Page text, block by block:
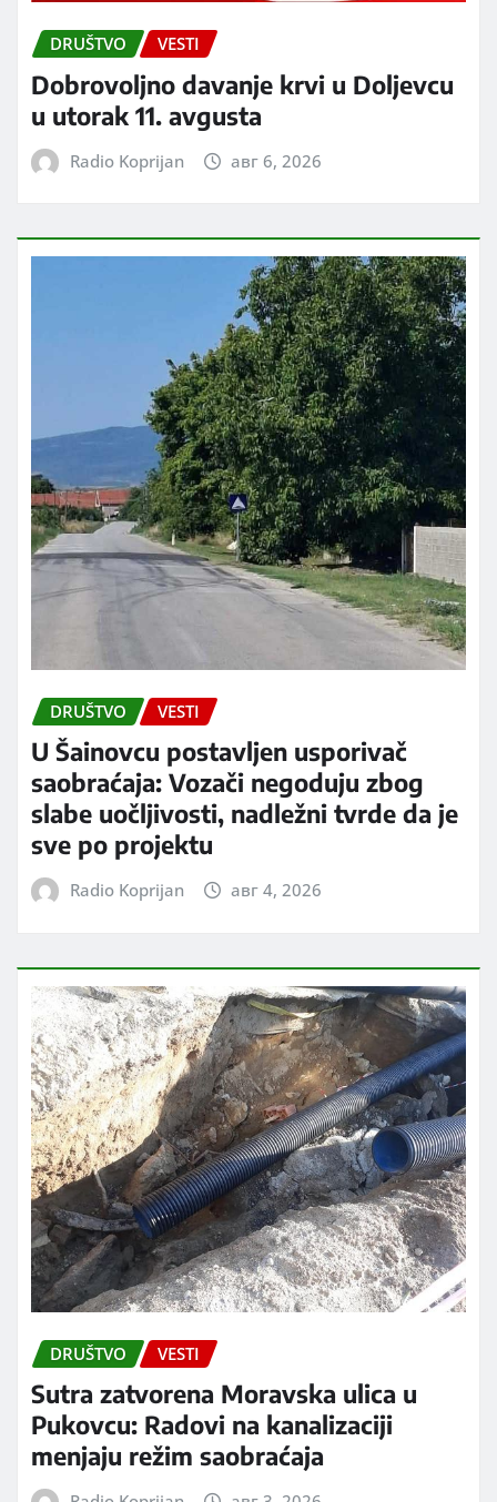
DRUŠTVO VESTI
Dobrovoljno davanje krvi u Doljevcu
u utorak 11. avgusta
Radio Koprijan авг 6, 2026
DRUŠTVO VESTI
U Šainovcu postavljen usporivač
saobraćaja: Vozači negoduju zbog
slabe uočljivosti, nadležni tvrde da je
sve po projektu
Radio Koprijan авг 4, 2026
DRUŠTVO VESTI
Sutra zatvorena Moravska ulica u
Pukovcu: Radovi na kanalizaciji
menjaju režim saobraćaja